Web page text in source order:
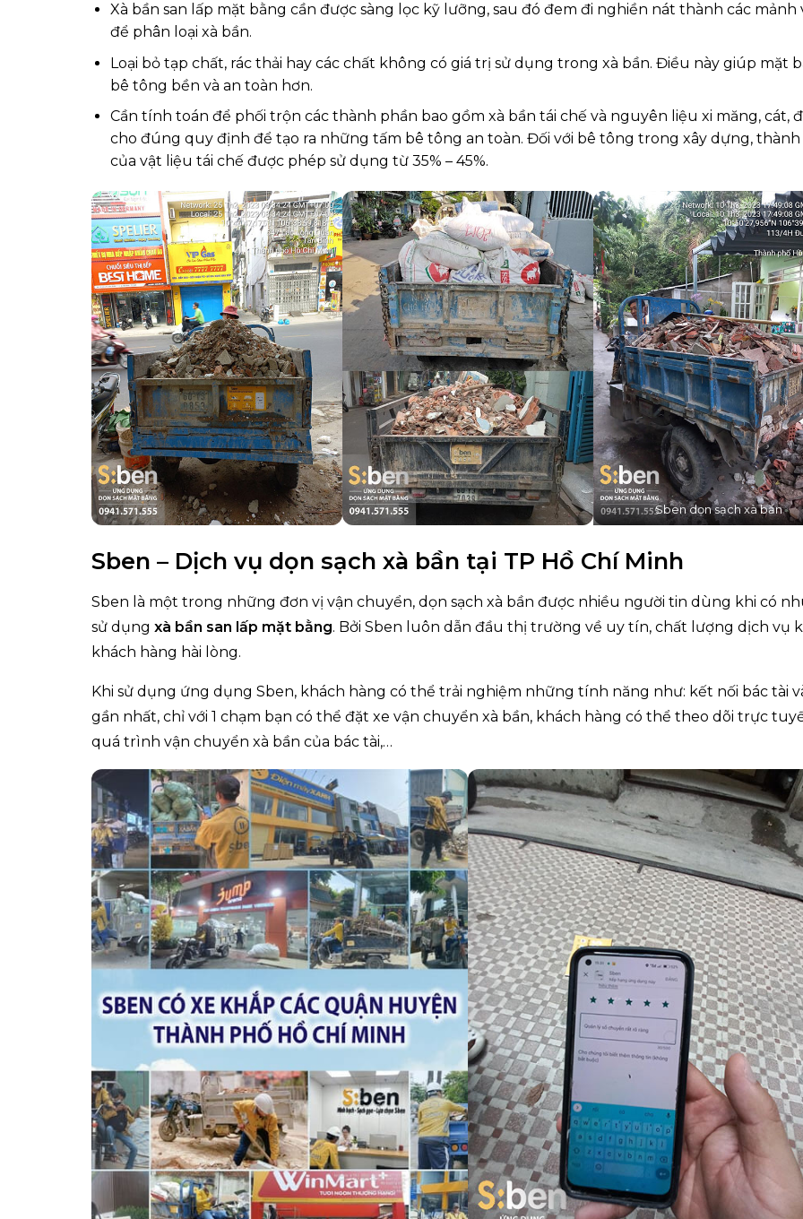
Xà bần san lấp mặt bằng cần được sàng lọc kỹ lưỡng, sau đó đem đi nghiền nát thành các mảnh
để phân loại xà bần.
Loại bỏ tạp chất, rác thải hay các chất không có giá trị sử dụng trong xà bần. Điều này giúp mặt
bê tông bền và an toàn hơn.
Cần tính toán để phối trộn các thành phần bao gồm xà bần tái chế và nguyên liệu xi măng, cát,
cho đúng quy định để tạo ra những tấm bê tông an toàn. Đối với bê tông trong xây dựng,
của vật liệu tái chế được phép sử dụng từ 35% – 45%.
Sben dọn sạch xà bần
Sben – Dịch vụ dọn sạch xà bần tại TP Hồ Chí Minh
Sben là một trong những đơn vị vận chuyển, dọn sạch xà bần được nhiều người tin dùng khi có
sử dụng xà bần san lấp mặt bằng. Bởi Sben luôn dẫn đầu thị trường về uy tín, chất lượng dịch vụ
khách hàng hài lòng.
Khi sử dụng ứng dụng Sben, khách hàng có thể trải nghiệm những tính năng như: kết nối bác tài
gần nhất, chỉ với 1 chạm bạn có thể đặt xe vận chuyển xà bần, khách hàng có thể theo dõi trực
quá trình vận chuyển xà bần của bác tài,…